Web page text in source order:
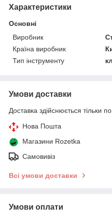
Характеристики
Основні
Виробник
Країна виробник
Тип інструменту
Умови доставки
Доставка здійснюється тільки
Нова Пошта
Магазини Rozetka
Самовивіз
Всі умови доставки
Умови оплати